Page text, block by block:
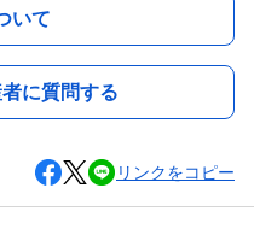
いて
に質問する
リンクをコピー